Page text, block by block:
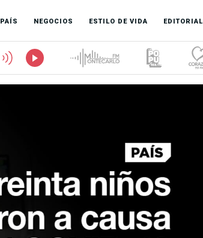
PAÍS NEGOCIOS ESTILO DE VIDA EDITORIAL